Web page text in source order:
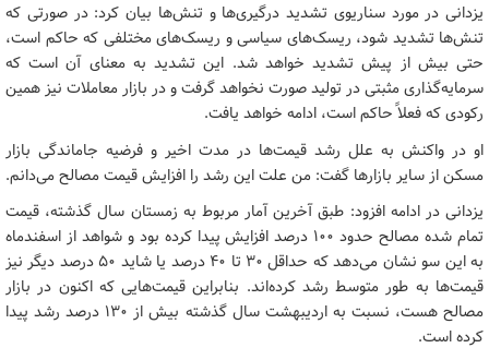
یزدانی در مورد سناریوی تشدید درگیری‌ها و تنش‌ها بیان کرد: در صورتی که
تنش‌ها تشدید شود، ریسک‌های سیاسی و ریسک‌های مختلفی که حاکم است،
حتی بیش از پیش تشدید خواهد شد. این تشدید به معنای آن است که
سرمایه‌گذاری مثبتی در تولید صورت نخواهد گرفت و در بازار معاملات نیز همین
رکودی که فعلاً حاکم است، ادامه خواهد یافت.
او در واکنش به علل رشد قیمت‌ها در مدت اخیر و فرضیه جاماندگی بازار
مسکن از سایر بازارها گفت: من علت این رشد را افزایش قیمت مصالح می‌دانم.
یزدانی در ادامه افزود: طبق آخرین آمار مربوط به زمستان سال گذشته، قیمت
تمام شده مصالح حدود ۱۰۰ درصد افزایش پیدا کرده بود و شواهد از اسفندماه
به این سو نشان می‌دهد که حداقل ۳۰ تا ۴۰ درصد یا شاید ۵۰ درصد دیگر نیز
قیمت‌ها به طور متوسط رشد کرده‌اند. بنابراین قیمت‌هایی که اکنون در بازار
مصالح هست، نسبت به اردیبهشت سال گذشته بیش از ۱۳۰ درصد رشد پیدا
کرده است.